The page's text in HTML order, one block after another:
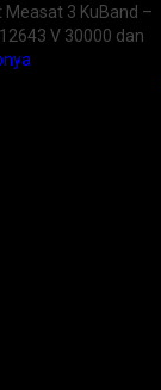
3 KuBand –
V 30000 dan